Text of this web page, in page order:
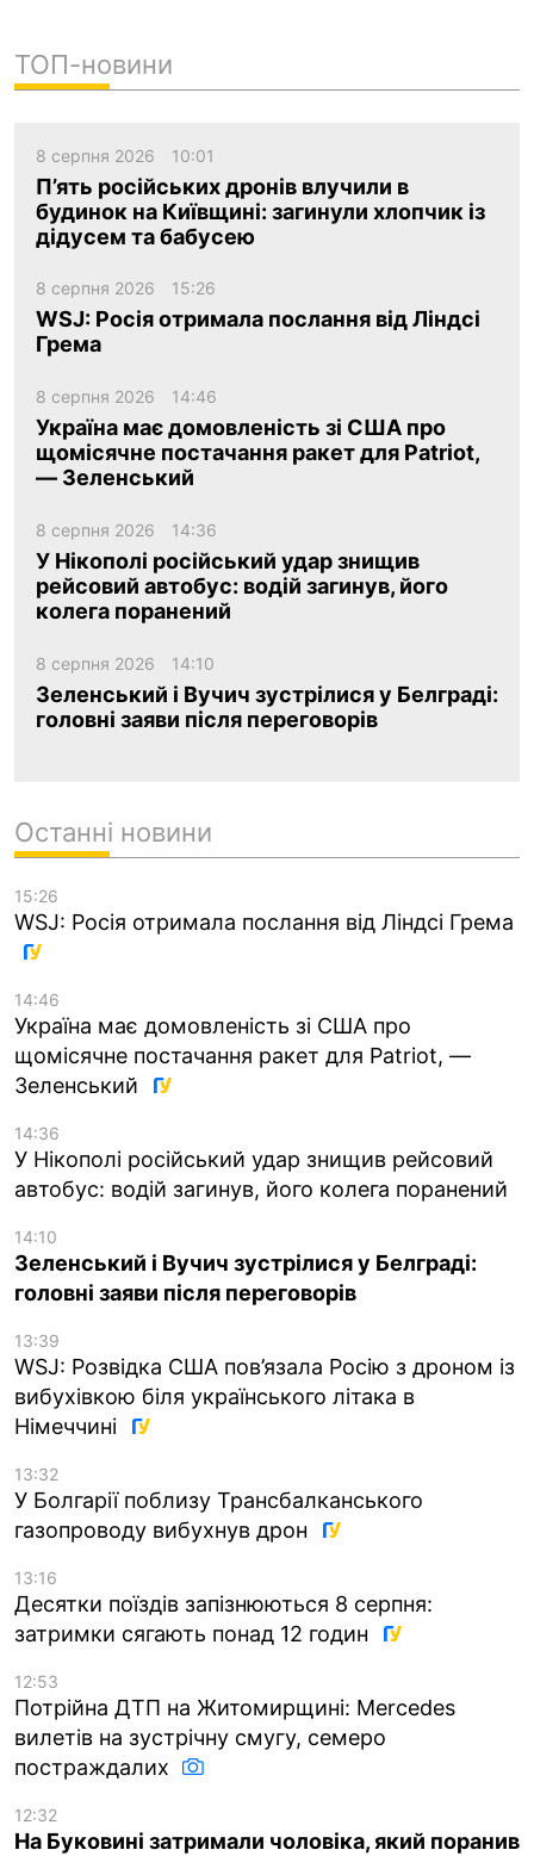
ТОП-новини
8 серпня 2026 10:01
П’ять російських дронів влучили в
будинок на Київщині: загинули хлопчик із
дідусем та бабусею
8 серпня 2026 15:26
WSJ: Росія отримала послання від Ліндсі
Грема
8 серпня 2026 14:46
Україна має домовленість зі США про
щомісячне постачання ракет для Patriot,
— Зеленський
8 серпня 2026 14:36
У Нікополі російський удар знищив
рейсовий автобус: водій загинув, його
колега поранений
8 серпня 2026 14:10
Зеленський і Вучич зустрілися у Белграді:
головні заяви після переговорів
Останні новини
15:26
WSJ: Росія отримала послання від Ліндсі Грема
14:46
Україна має домовленість зі США про
щомісячне постачання ракет для Patriot, —
Зеленський
14:36
У Нікополі російський удар знищив рейсовий
автобус: водій загинув, його колега поранений
14:10
Зеленський і Вучич зустрілися у Белграді:
головні заяви після переговорів
13:39
WSJ: Розвідка США пов’язала Росію з дроном із
вибухівкою біля українського літака в
Німеччині
13:32
У Болгарії поблизу Трансбалканського
газопроводу вибухнув дрон
13:16
Десятки поїздів запізнюються 8 серпня:
затримки сягають понад 12 годин
12:53
Потрійна ДТП на Житомирщині: Mercedes
вилетів на зустрічну смугу, семеро
постраждалих
12:32
На Буковині затримали чоловіка, який поранив